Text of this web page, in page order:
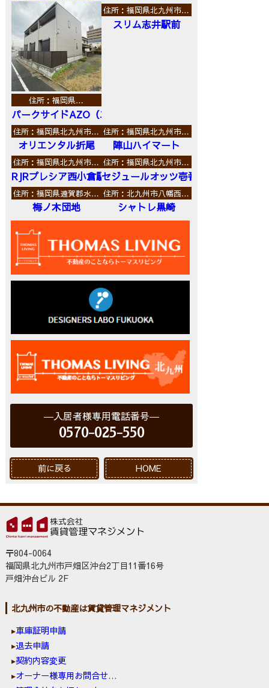
住所：福岡県…
パークサイドAZO（エーゼットオー）
住所：福岡県北九州市…
スリム志井駅前
住所：福岡県北九州市…
オリエンタル折尾
住所：福岡県北九州市…
陣山ハイマート
住所：福岡県北九州市…
RJRプレシア西小倉駅前
住所：福岡県北九州市…
セジュールオッツ壱番館
住所：福岡県遠賀郡水…
梅ノ木団地
住所：北九州市八幡西…
シャトレ黒崎
入居者様専用電話番号
0570-025-550
前に戻る HOME
〒804-0064
福岡県北九州市戸畑区沖台2丁目11番16号
戸畑沖台ビル 2F
北九州市の不動産は賃貸管理マネジメント
車庫証明申請
退去申請
契約内容変更
オーナー様専用お問合せ窓口